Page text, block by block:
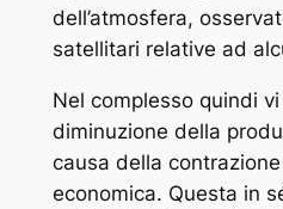
dell’atmosfera,
satellitari relative ad
Nel complesso quindi
diminuzione della
causa della contrazione
economica. Questa in